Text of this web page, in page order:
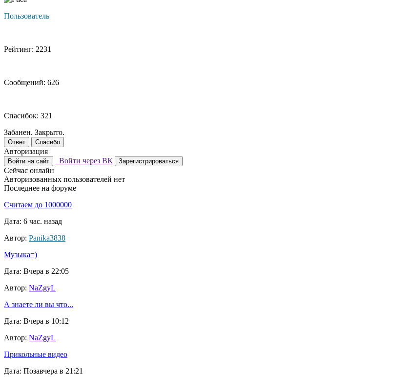
Пользователь
Рейтинг: 2231
Сообщений: 626
Спасибок: 321
Забанен. Закрыто.
Ответ Спасибо
Авторизация
Войти на сайт Войти через ВК Зарегистрироваться
Сейчас онлайн
Авторизованных пользователей нет
Последнее на форуме
Считаем до 1000000
Дата: 6 час. назад
Автор: Panika3838
Музыка=)
Дата: Вчера в 22:05
Автор: NaZgyL
А знаете ли вы что...
Дата: Вчера в 10:12
Автор: NaZgyL
Прикольные видео
Дата: Позавчера в 21:21